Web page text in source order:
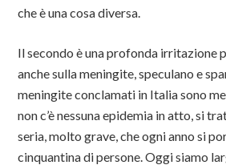
che è una cosa diversa.
Il secondo è una profonda irritazione
anche sulla meningite, speculano e
meningite conclamati in Italia sono
non c’è nessuna epidemia in atto, si
seria, molto grave, che ogni anno si
cinquantina di persone. Oggi siamo